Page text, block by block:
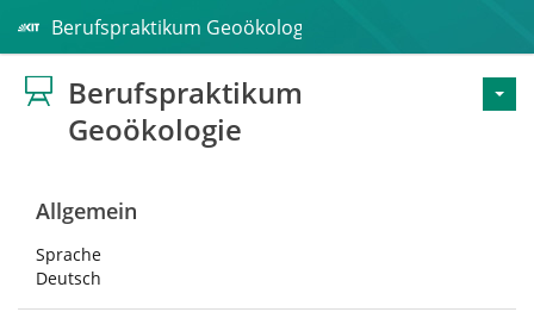
Berufspraktikum Geoökologie
Berufspraktikum
Geoökologie
Allgemein
Sprache
Deutsch